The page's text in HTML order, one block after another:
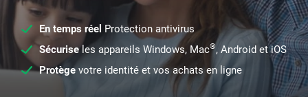
En temps réel Protection antivirus
Sécuriseles appareils Windows, Mac®, Android et iOS
Protège votre identité et vos achats en ligne